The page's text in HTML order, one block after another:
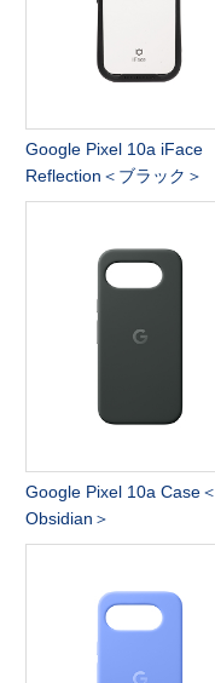
Google Pixel 10a iFace
Reflection＜ブラック＞
Google Pixel 10a Case＜
Obsidian＞